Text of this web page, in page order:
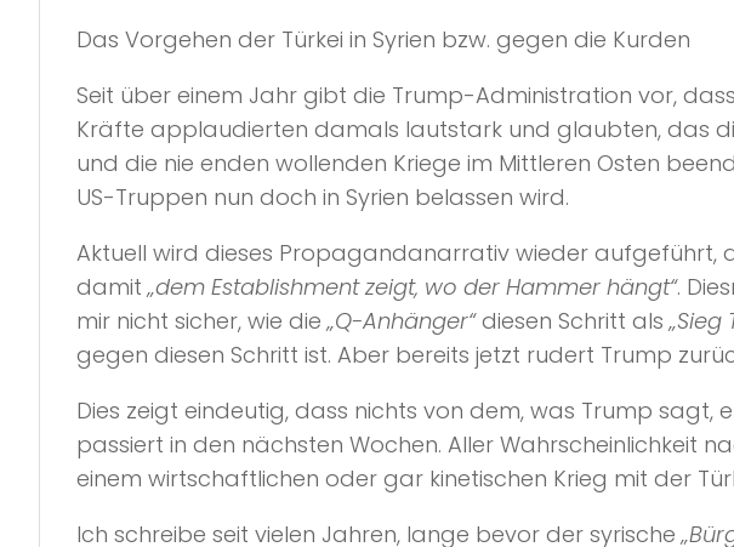
Das Vorgehen der Türkei in Syrien bzw. gegen die Kurden
Seit über einem Jahr gibt die Trump-Administration vor,
Kräfte applaudierten damals lautstark und glaubten, das
und die nie enden wollenden Kriege im Mittleren Osten
US-Truppen nun doch in Syrien belassen wird.
Aktuell wird dieses Propagandanarrativ wieder aufgeführt,
damit„dem Establishment zeigt, wo der Hammer hängt“.
mir nicht sicher, wie die„Q-Anhänger“diesen Schritt als„Sieg
gegen diesen Schritt ist. Aber bereits jetzt rudert Trump
Dies zeigt eindeutig, dass nichts von dem, was Trump
passiert in den nächsten Wochen. Aller Wahrscheinlichkeit
einem wirtschaftlichen oder gar kinetischen Krieg mit der
Ich schreibe seit vielen Jahren, lange bevor der syrische